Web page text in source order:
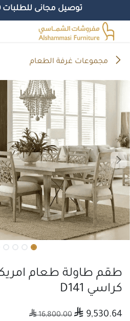
توصيل مجانى للطلبات 1500 فيما فوق
تخطي للذهاب إلى المحتوى
مجموعات غرفة الطعام
كراسي D141
9,530.64
16,800.00
